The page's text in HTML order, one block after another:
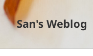
San's Weblog